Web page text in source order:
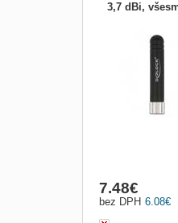
3,7 dBi,
kompletně
2,4 GHz, ZigBee
Specifikace •
samec •
ZigBee 2,4 GHz,
6.08€
bez DPH
7.48€